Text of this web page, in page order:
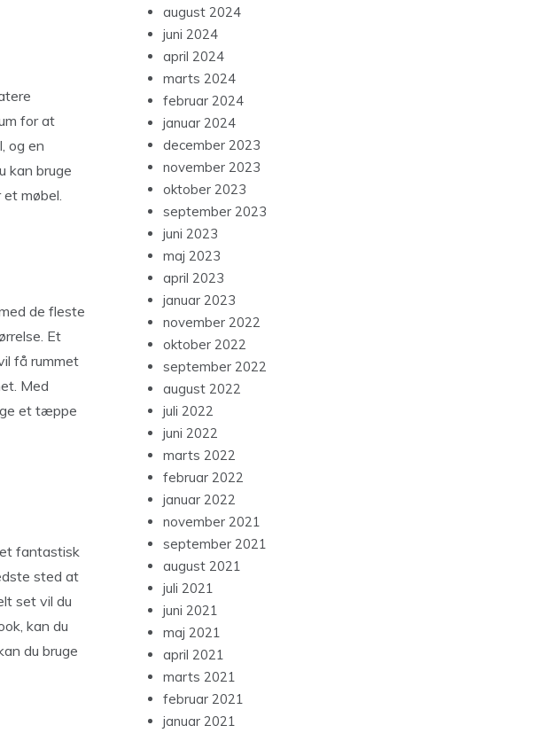
for at
og en
kan bruge
møbel.
de fleste
Et
få rummet
Med
et tæppe
fantastisk
sted at
set vil du
kan du
du bruge
august 2024
juni 2024
april 2024
marts 2024
februar 2024
januar 2024
december 2023
november 2023
oktober 2023
september 2023
juni 2023
maj 2023
april 2023
januar 2023
november 2022
oktober 2022
september 2022
august 2022
juli 2022
juni 2022
marts 2022
februar 2022
januar 2022
november 2021
september 2021
august 2021
juli 2021
juni 2021
maj 2021
april 2021
marts 2021
februar 2021
januar 2021